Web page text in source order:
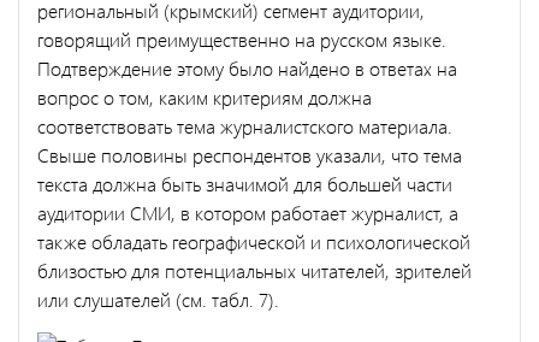
региональный (крымский) сегмент аудитории,
говорящий преимущественно на русском языке.
Подтверждение этому было найдено в ответах на
вопрос о том, каким критериям должна
соответствовать тема журналистского материала.
Свыше половины респондентов указали, что тема
текста должна быть значимой для большей части
аудитории СМИ, в котором работает журналист, а
также обладать географической и психологической
близостью для потенциальных читателей, зрителей
или слушателей (см. табл. 7).